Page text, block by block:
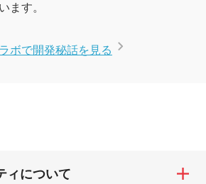
ます。
ボで開発秘話を見る
ィについて